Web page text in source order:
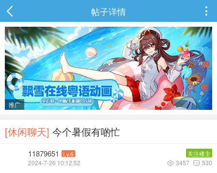
帖子详情 
推广
[休闲聊天] 今个暑假有啲忙
11879651 Lv.6
关注楼主
2024-7-26 10:12:52
 530
 3457